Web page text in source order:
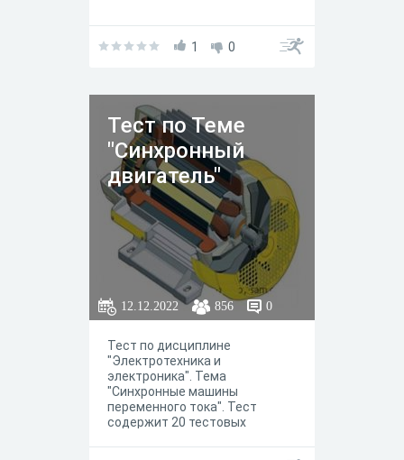
1 0
Тест по Теме
"Синхронный
двигатель"
12.12.2022 856 0
Тест по дисциплине
"Электротехника и
электроника". Тема
"Синхронные машины
переменного тока". Тест
содержит 20 тестовых